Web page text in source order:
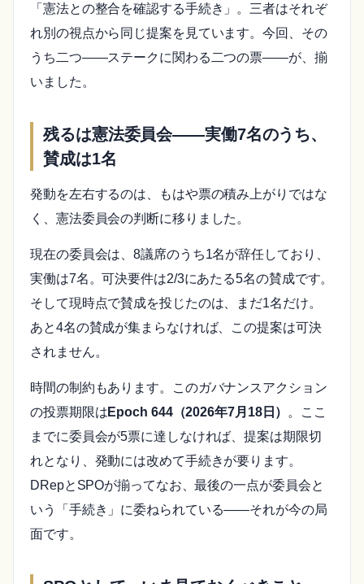
「憲法との整合を確認する手続き」。三者はそれぞ
れ別の視点から同じ提案を見ています。今回、その
うち二つ——ステークに関わる二つの票——が、揃
いました。
残るは憲法委員会——実働7名のうち、
賛成は1名
発動を左右するのは、もはや票の積み上がりではな
く、憲法委員会の判断に移りました。
現在の委員会は、8議席のうち1名が辞任しており、
実働は7名。可決要件は2/3にあたる5名の賛成です。
そして現時点で賛成を投じたのは、まだ1名だけ。
あと4名の賛成が集まらなければ、この提案は可決
されません。
時間の制約もあります。このガバナンスアクション
の投票期限はEpoch 644（2026年7月18日） 。ここ
までに委員会が5票に達しなければ、提案は期限切
れとなり、発動には改めて手続きが要ります。
DRepとSPOが揃ってなお、最後の一点が委員会と
いう「手続き」に委ねられている——それが今の局
面です。